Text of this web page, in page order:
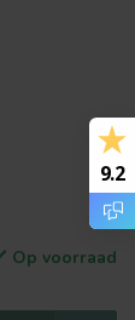
Op voorraad
9.2